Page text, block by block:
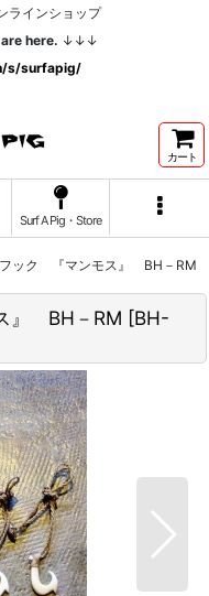
ラインショップ
here. ↓↓↓
s/surfapig/
カート
Surf A Pig・Store
フック 『マンモス』 BH－RM
』 BH－RM [BH-